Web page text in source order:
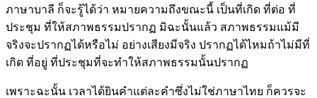
ภาษาบาลี ก็จะรู้ได้ว่า หมายความถึงขณะนี้ เป็นที่เกิด ที่ต่อ ที่
ประชุม ที่ให้สภาพธรรมปรากฏ มิฉะนั้นแล้ว สภาพธรรมแม้มี
จริงจะปรากฏได้หรือไม่ อย่างเสียงมีจริง ปรากฏได้ไหมถ้าไม่มีที่
เกิด ที่อยู่ ที่ประชุมที่จะทำให้สภาพธรรมนั้นปรากฏ
เพราะฉะนั้น เวลาได้ยินคำแต่ละคำซึ่งไม่ใช่ภาษาไทย ก็ควรจะ